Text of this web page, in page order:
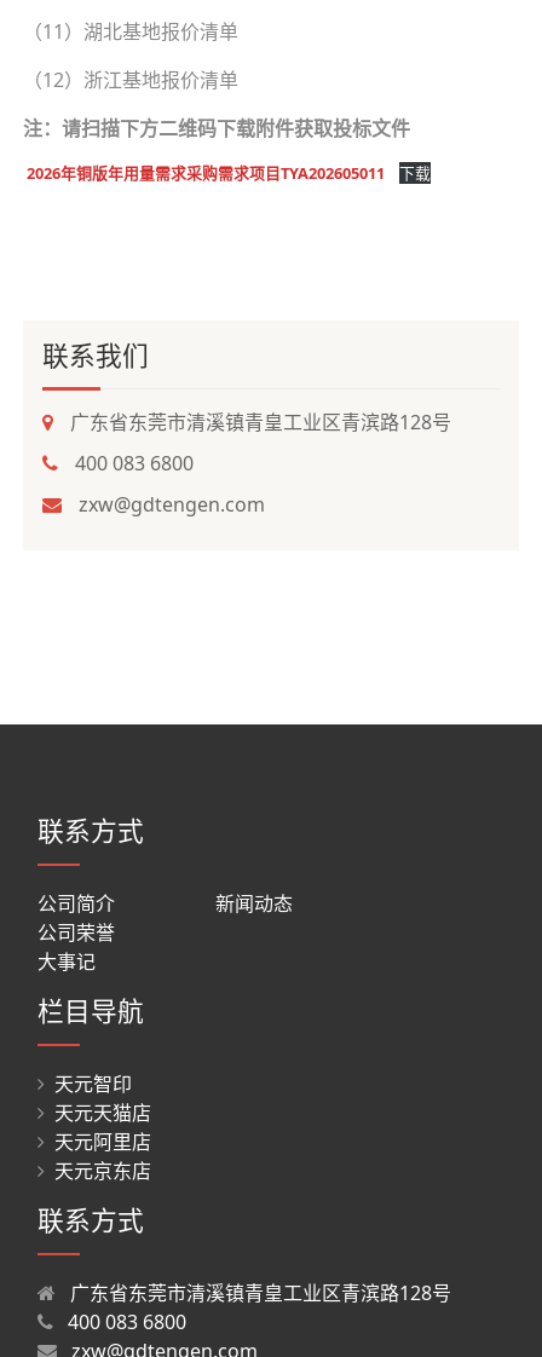
（11）湖北基地报价清单
（12）浙江基地报价清单
注：请扫描下方二维码下载附件获取投标文件
2026年铜版年用量需求采购需求项目TYA202605011 下载
联系我们
广东省东莞市清溪镇青皇工业区青滨路128号
400 083 6800
zxw@gdtengen.com
联系方式
公司简介
公司荣誉
大事记
新闻动态
栏目导航
天元智印
天元天猫店
天元阿里店
天元京东店
联系方式
广东省东莞市清溪镇青皇工业区青滨路128号
400 083 6800
zxw@gdtengen.com